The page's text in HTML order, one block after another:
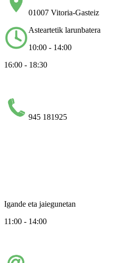
01007 Vitoria-Gasteiz
Asteartetik larunbatera
10:00 - 14:00
16:00 - 18:30
945 181925
Igande eta jaiegunetan
11:00 - 14:00